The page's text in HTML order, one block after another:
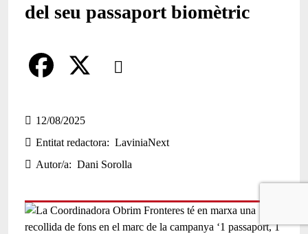
del seu passaport biomètric
Comparteix
a
c
e
o
12/08/2025
Entitat redactora
LaviniaNext
Autor/a
Dani Sorolla